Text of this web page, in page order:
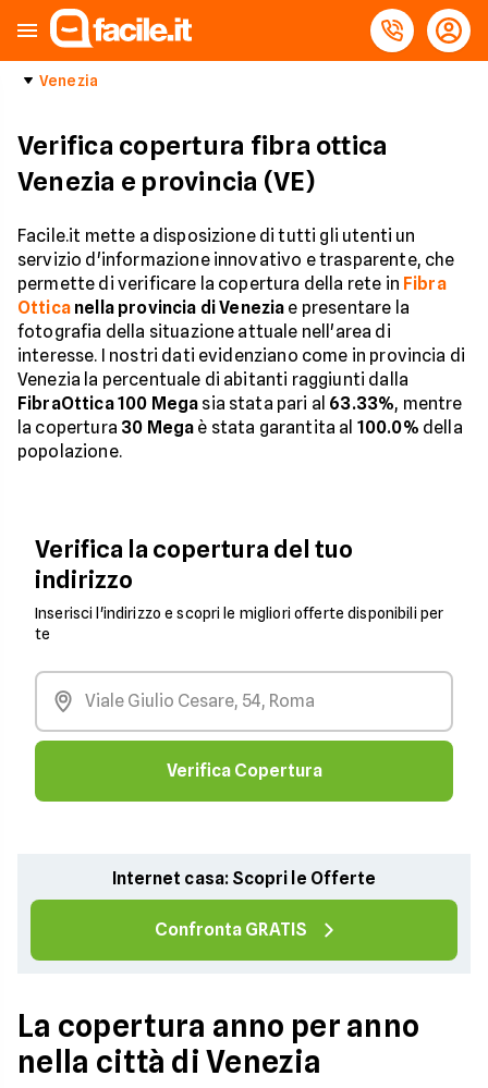
Venezia
Verifica copertura fibra ottica
Venezia e provincia (VE)
Facile.it mette a disposizione di tutti gli utenti un
servizio d'informazione innovativo e trasparente, che
permette di verificare la copertura della rete in Fibra
Ottica nella provincia di Venezia e presentare la
fotografia della situazione attuale nell'area di
interesse. I nostri dati evidenziano come in provincia di
Venezia la percentuale di abitanti raggiunti dalla
FibraOttica 100 Mega sia stata pari al 63.33%, mentre
la copertura 30 Mega è stata garantita al 100.0% della
popolazione.
Verifica la copertura del tuo
indirizzo
Inserisci l'indirizzo e scopri le migliori offerte disponibili per
te
Verifica Copertura
Internet casa: Scopri le Offerte
Confronta GRATIS
La copertura anno per anno
nella città di Venezia